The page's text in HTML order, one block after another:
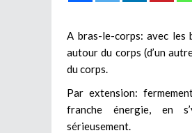
A bras-le-corps: avec les
autour du corps (d’un
du corps.
Par extension:
franche énergie, en
sérieusement.